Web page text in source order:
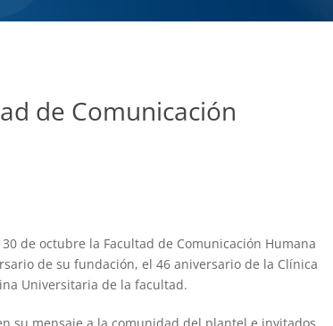
de Comunicación
de octubre la Facultad de Comunicación Humana
de su fundación, el 46 aniversario de la Clínica
Universitaria de la facultad.